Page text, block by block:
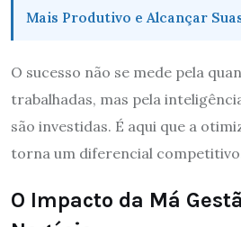
Mais Produtivo e Alcançar
O sucesso não se mede pela
trabalhadas, mas pela
são investidas. É aqui que a
torna um diferencial
O Impacto da Má